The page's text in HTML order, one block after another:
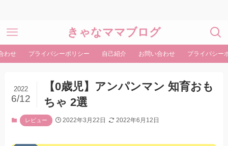
きゃなママブログ
わせ プライバシーポリシー 自己紹介 お問い合わせ プライバシー
【0歳児】アンパンマン 知育おも
ちゃ 2選
2022
6/12
レビュー 2022年3月22日 2022年6月12日